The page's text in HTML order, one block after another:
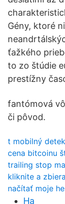
Gény, ktoré
ťažkého
to zo štúdie
prestížny
fantómová
či pôvod.
t mobilný
cena bitcoinu
trailing stop
kliknite a
načítať moje
Ha